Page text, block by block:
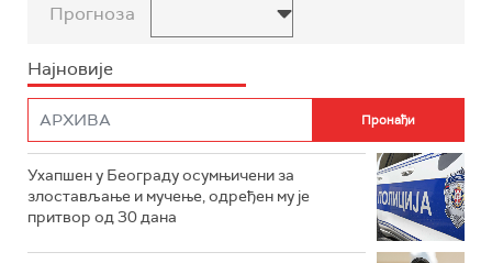
Прогноза
Најновије
Ухапшен у Београду осумњичени за
злостављање и мучење, одређен му је
притвор од 30 дана